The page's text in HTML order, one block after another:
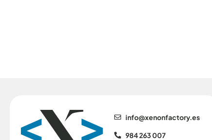
se.yrotcafnonex@ofni
984 263 007